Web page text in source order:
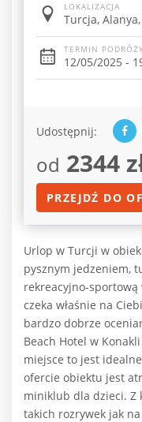
LOKALIZACJA
Turcja,
TERMIN
12/05/2025 -
Udostępnij:
od 2344
PRZEJDŹ DO
Urlop w Turcji w
pysznym jedzeniem,
rekreacyjno-
czeka właśnie na
bardzo dobrze
Beach Hotel w
miejsce to jest
ofercie obiektu jest
miniklub dla dzieci. Z
takich rozrywek jak